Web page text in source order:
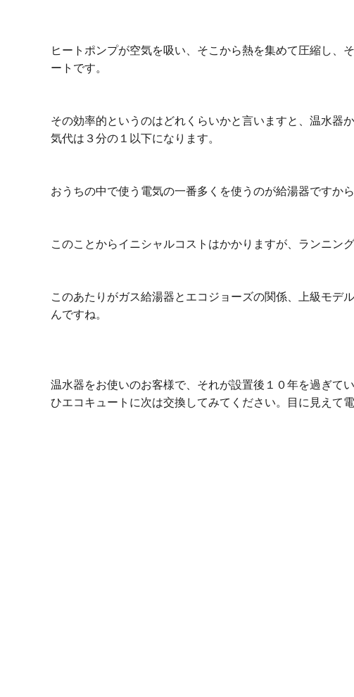
ヒートポンプが空気を吸い、そこから熱を集めて圧縮し、
ートです。
その効率的というのはどれくらいかと言いますと、温水器
気代は３分の１以下になります。
おうちの中で使う電気の一番多くを使うのが給湯器ですか
このことからイニシャルコストはかかりますが、ランニン
このあたりがガス給湯器とエコジョーズの関係、上級モデ
んですね。
温水器をお使いのお客様で、それが設置後１０年を過ぎて
ひエコキュートに次は交換してみてください。目に見えて